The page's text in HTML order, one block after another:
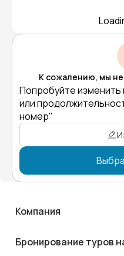
К сожалению, мы
Попробуйте
или
номер"
Компания
Бронирование туров